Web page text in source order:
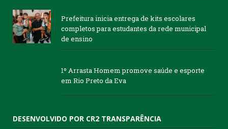
Prefeitura inicia entrega de kits escolares
completos para estudantes da rede municipal
de ensino
1º Arrasta Homem promove saúde e esporte
em Rio Preto da Eva
DESENVOLVIDO POR CR2 TRANSPARÊNCIA